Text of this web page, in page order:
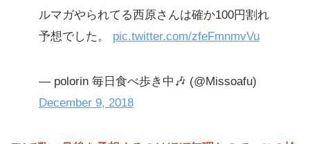
ルマガやられてる西原さんは確か100円割れ
予想でした。 pic.twitter.com/zfeFmnmvVu
— polorin 毎日食べ歩き中🎶 (@Missoafu)
December 9, 2018